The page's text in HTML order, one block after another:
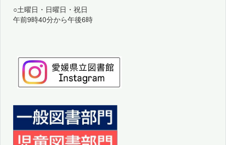
○土曜日・日曜日・祝日
午前9時40分から午後6時